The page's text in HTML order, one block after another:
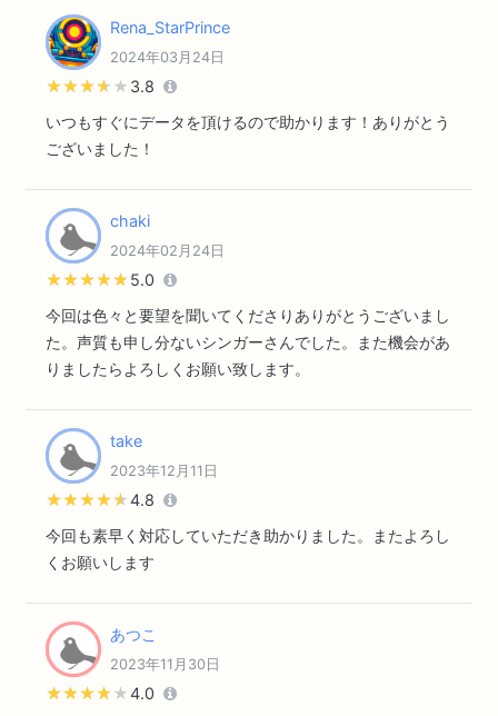
Rena_StarPrince
2024年03月24日
★★★★★
★★★★★ 3.8
いつもすぐにデータを頂けるので助かります！ありがとう
ございました！
chaki
2024年02月24日
★★★★★
★★★★★ 5.0
今回は色々と要望を聞いてくださりありがとうございまし
た。声質も申し分ないシンガーさんでした。また機会があ
りましたらよろしくお願い致します。
take
2023年12月11日
★★★★★
★★★★★4.8
今回も素早く対応していただき助かりました。またよろし
くお願いします
あつこ
2023年11月30日
★★★★★
★★★★★4.0